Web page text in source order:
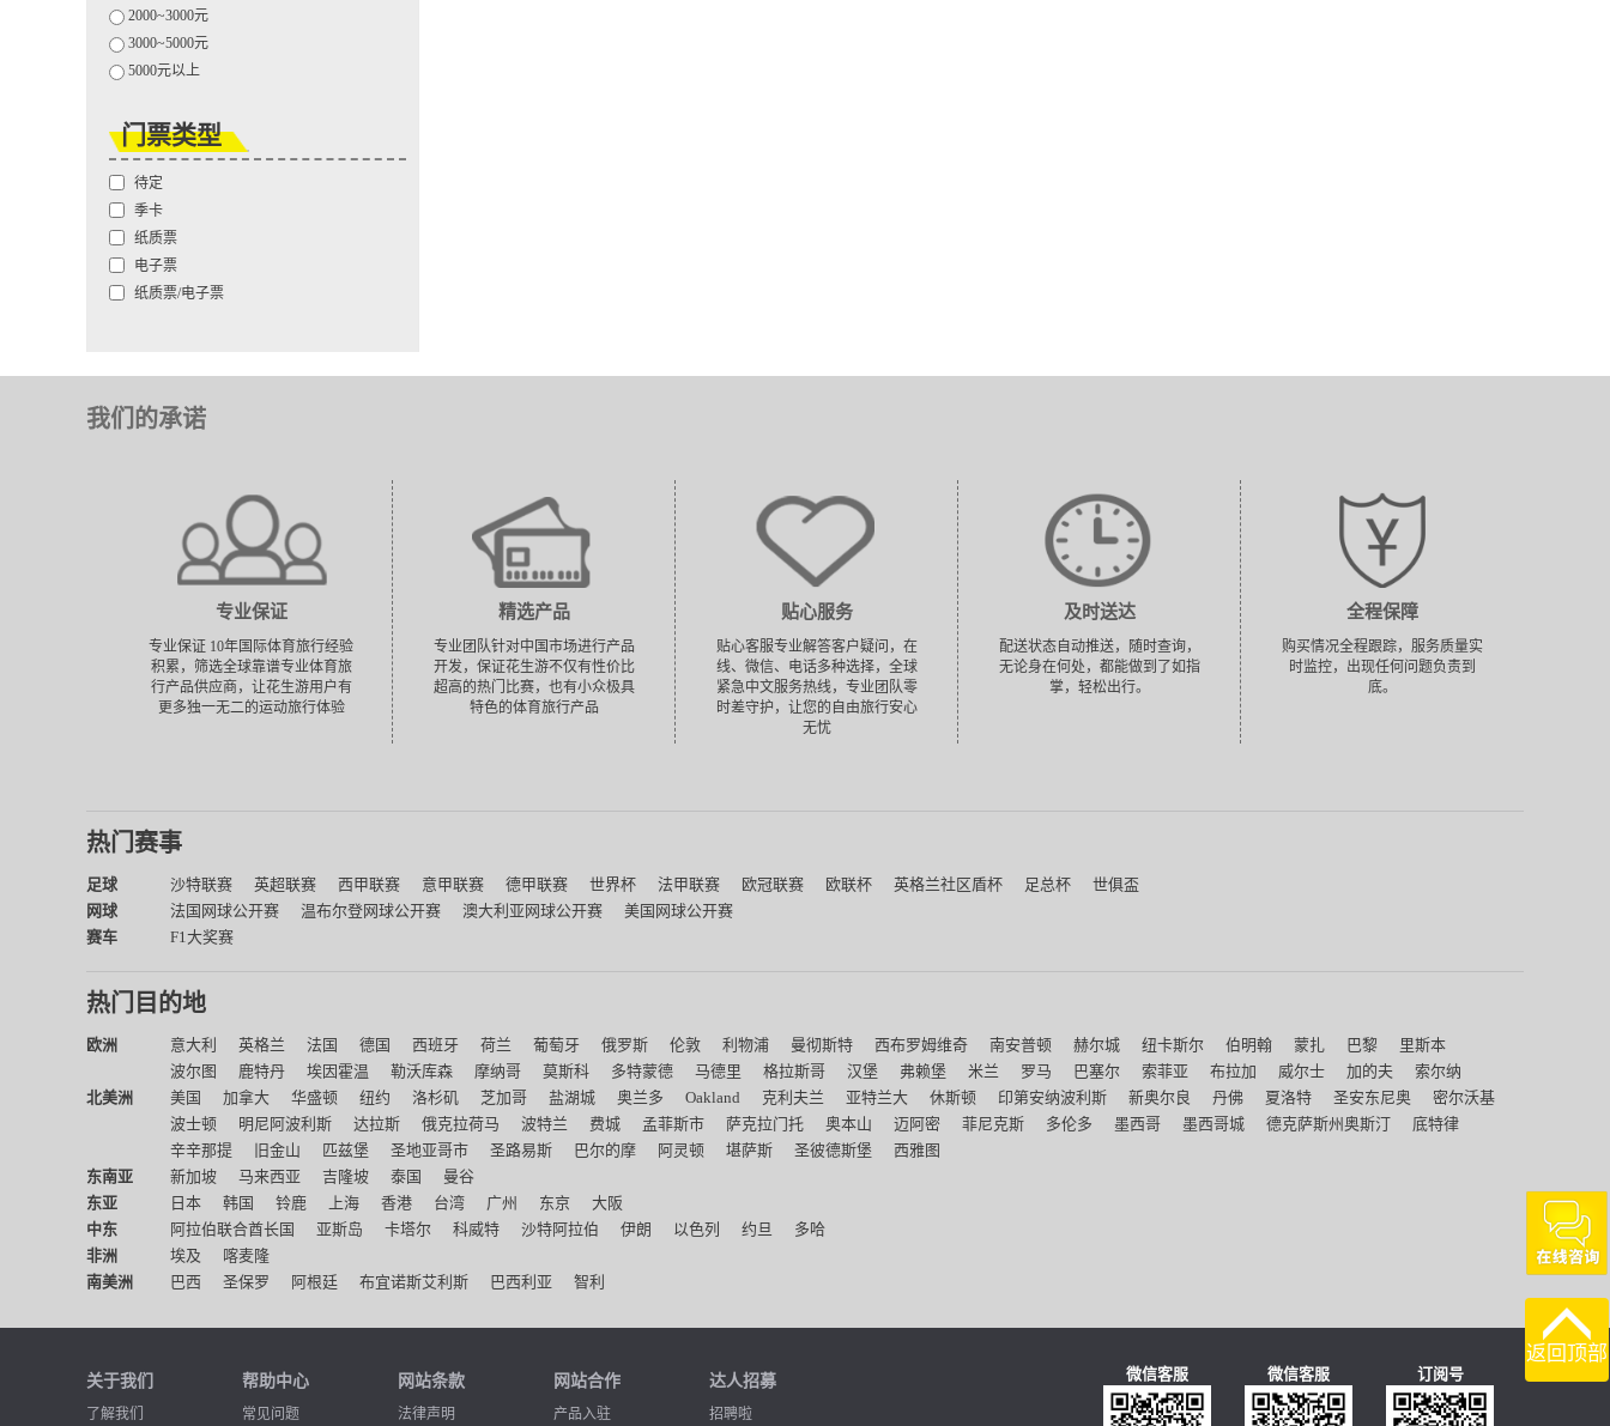
2000~3000元
3000~5000元
5000元以上
门票类型
待定
季卡
纸质票
电子票
纸质票/电子票
返回顶部
我们的承诺
专业保证
专业保证 10年国际体育旅行经验
积累，筛选全球靠谱专业体育旅
行产品供应商，让花生游用户有
更多独一无二的运动旅行体验
精选产品
专业团队针对中国市场进行产品
开发，保证花生游不仅有性价比
超高的热门比赛，也有小众极具
特色的体育旅行产品
贴心服务
贴心客服专业解答客户疑问，在
线、微信、电话多种选择，全球
紧急中文服务热线，专业团队零
时差守护，让您的自由旅行安心
无忧
及时送达
配送状态自动推送，随时查询，
无论身在何处，都能做到了如指
掌，轻松出行。
全程保障
购买情况全程跟踪，服务质量实
时监控，出现任何问题负责到
底。
热门赛事
足球 沙特联赛 英超联赛 西甲联赛 意甲联赛 德甲联赛 世界杯 法甲联赛 欧冠联赛 欧联杯 英格兰社区盾杯 足总杯
世俱盃
网球
法国网球公开赛 温布尔登网球公开赛 澳大利亚网球公开赛
美国网球公开赛
赛车
F1大奖赛
热门目的地
欧洲 意大利 英格兰 法国 德国 西班牙 荷兰 葡萄牙 俄罗斯 伦敦 利物浦 曼彻斯特 西布罗姆维奇 南安普顿 赫尔城 纽卡斯尔 伯明翰 蒙扎 巴黎
里斯本
波尔图
鹿特丹 埃因霍温 勒沃库森 摩纳哥 莫斯科 多特蒙德 马德里 格拉斯哥 汉堡 弗赖堡 米兰 罗马 巴塞尔 索菲亚 布拉加 威尔士 加的夫
索尔纳
北美洲
美国 加拿大 华盛顿 纽约 洛杉矶 芝加哥 盐湖城 奥兰多 Oakland 克利夫兰 亚特兰大 休斯顿 印第安纳波利斯 新奥尔良 丹佛 夏洛特 圣安东尼奥
密尔沃基
波士顿
明尼阿波利斯 达拉斯 俄克拉荷马 波特兰 费城 孟菲斯市 萨克拉门托 奥本山 迈阿密 菲尼克斯 多伦多 墨西哥 墨西哥城 德克萨斯州奥斯汀
底特律
辛辛那提
旧金山 匹兹堡 圣地亚哥市 圣路易斯 巴尔的摩 阿灵顿 堪萨斯 圣彼德斯堡
西雅图
东南亚
新加坡 马来西亚 吉隆坡 泰国
曼谷
东亚
日本 韩国 铃鹿 上海 香港 台湾 广州 东京
大阪
中东
阿拉伯联合酋长国 亚斯岛 卡塔尔 科威特 沙特阿拉伯 伊朗 以色列 约旦
多哈
非洲
埃及
喀麦隆
南美洲
巴西 圣保罗 阿根廷 布宜诺斯艾利斯 巴西利亚 智利
关于我们
了解我们
帮助中心
常见问题
网站条款
法律声明
网站合作
产品入驻
达人招募
招聘啦
微信客服 微信客服 订阅号